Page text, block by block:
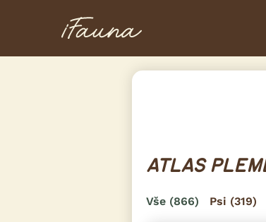
ATLAS
Vše (866) Psi (319)